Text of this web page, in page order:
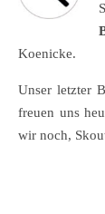
Koenicke.
Unser letzter
freuen uns
wir noch,